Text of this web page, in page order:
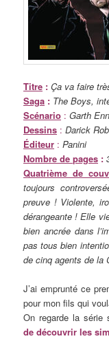
Titre : Ça va faire
Saga : The Boys,
Scénario :Garth
Dessins :Darick
Éditeur : Panini
Nombre de pages :
Quatrième de
toujours
preuve ! Violente,
dérangeante ! Elle
bien ancrée dans
pas tous bien
de cinq agents de la
J’ai emprunté ce
pour mon fils qui
On regarde la série
de découvrir les